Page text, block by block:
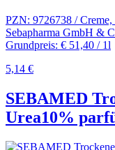
PZN: 9726738 / Creme,
Sebapharma GmbH &
Grundpreis: € 51,40 / 1l
5,14 €
SEBAMED
Urea10%